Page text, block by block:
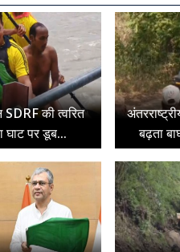
की त्वरित
घाट पर डूब...
बढ़ता